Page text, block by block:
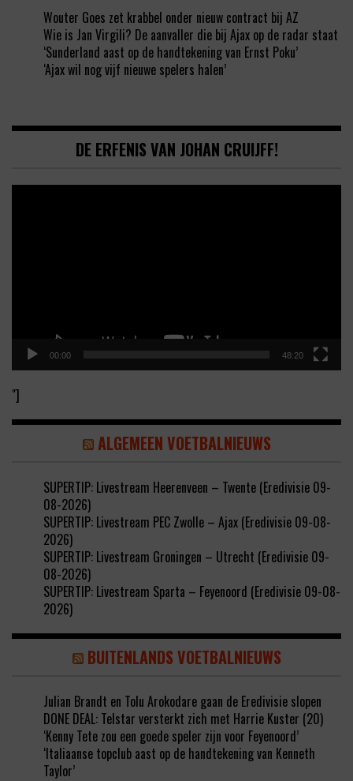
Wouter Goes zet krabbel onder nieuw contract bij AZ
Wie is Jan Virgili? De aanvaller die bij Ajax op de radar staat
‘Sunderland aast op de handtekening van Ernst Poku’
‘Ajax wil nog vijf nieuwe spelers halen’
DE ERFENIS VAN JOHAN CRUIJFF!
00:00 48:20
"]
ALGEMEEN VOETBALNIEUWS
SUPERTIP: Livestream Heerenveen – Twente (Eredivisie 09-
08-2026)
SUPERTIP: Livestream PEC Zwolle – Ajax (Eredivisie 09-08-
2026)
SUPERTIP: Livestream Groningen – Utrecht (Eredivisie 09-
08-2026)
SUPERTIP: Livestream Sparta – Feyenoord (Eredivisie 09-08-
2026)
BUITENLANDS VOETBALNIEUWS
Julian Brandt en Tolu Arokodare gaan de Eredivisie slopen
DONE DEAL: Telstar versterkt zich met Harrie Kuster (20)
‘Kenny Tete zou een goede speler zijn voor Feyenoord’
‘Italiaanse topclub aast op de handtekening van Kenneth
Taylor’